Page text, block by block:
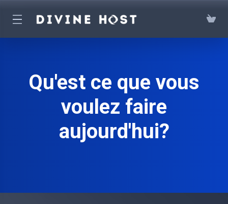
Qu'est ce que vous
voulez faire
aujourd'hui?